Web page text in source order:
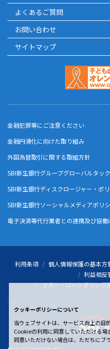
クッキーポリシーについて
当ウェブサイトは、サービス向上の目
Cookieの利用に同意していただける場
同意いただけない場合は、ただちにブ
よくあるご質問
お問い合わせ
サイトマップ
金融犯罪等にご注意ください
金融円滑化に向けた取り組み
外国為替取引に関する取組方針
SBI新生銀行グループグローバルタッ
SBI新生銀行ディスクロージャー・ポ
SBI新生銀行ソーシャルメディアポリ
電子決済等代行業者との連携及び協働
利用条項 個人情報保護の基本方
利益相反
マネー・ローンダリング